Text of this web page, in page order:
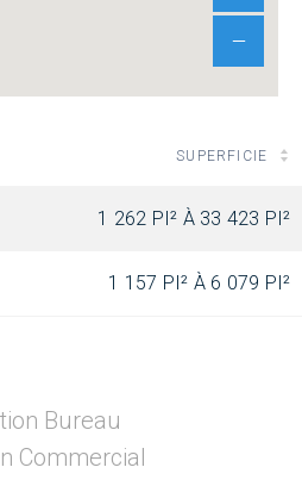
SUPERFICIE
1 262 PI² À 33 423 PI²
1 157 PI² À 6 079 PI²
Bureau
Commercial